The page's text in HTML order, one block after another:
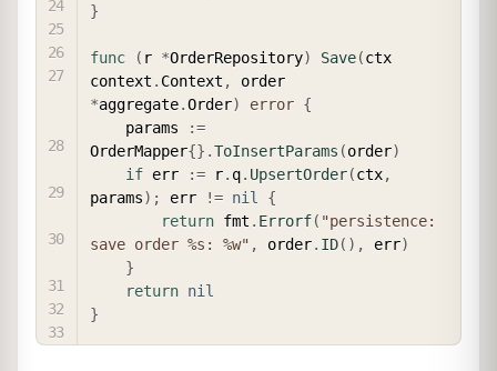
}
func ( r *OrderRepository) Save(ctx
context . Context ,
*aggregate.Order) error {
    params
:=
OrderMapper{} .ToInsertParams (order)
if err := r. q. UpsertOrder(ctx,
params) ; err != nil
{
return fmt . Errorf( "persistence:
save order %s: %w" , order. ID( ) , err)
}
return nil
}